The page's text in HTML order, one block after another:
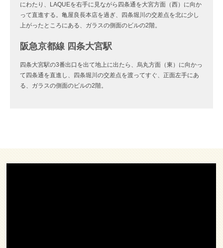
にわたり、LAQUEを右手に見ながら四条通を大宮方面（西）に向か
って直進する。亀屋良長本店を過ぎ、四条堀川の交差点を北に少し
上がったところにある、ガラスの側面のビルの2階。
阪急京都線 四条大宮駅
四条大宮駅の3番出口を出て地上に出たら、烏丸方面（東）に向かっ
て四条通を直進し、四条堀川の交差点を渡ってすぐ、正面左手にあ
る、ガラスの側面のビルの2階。